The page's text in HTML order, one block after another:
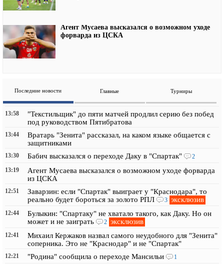
Агент Мусаева высказался о возможном уходе
форварда из ЦСКА
Последние новости Главные Турниры
13:58
"Текстильщик" до пяти матчей продлил серию без побед
под руководством Пятибратова
13:44
Вратарь "Зенита" рассказал, на каком языке общается с
защитниками
13:30 Бабич высказался о переходе Даку в "Спартак"
2
13:19
Агент Мусаева высказался о возможном уходе форварда
из ЦСКА
12:51
Заварзин: если "Спартак" выиграет у "Краснодара", то
реально будет бороться за золото РПЛ
3 эксклюзив
12:44
Булыкин: "Спартаку" не хватало такого, как Даку. Но он
может и не заиграть
2 эксклюзив
12:41
Михаил Кержаков назвал самого неудобного для "Зенита"
соперника. Это не "Краснодар" и не "Спартак"
12:21 "Родина" сообщила о переходе Мансильи
1